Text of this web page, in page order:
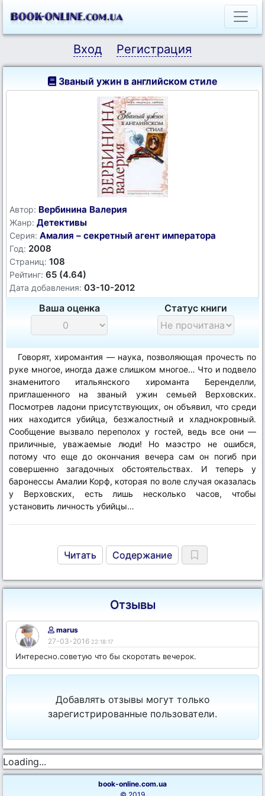
Вход Регистрация
Званый ужин в английском стиле
Автор: Вербинина Валерия
Жанр: Детективы
Серия: Амалия – секретный агент императора
Год: 2008
Страниц: 108
Рейтинг: 65 (4.64)
Дата добавления: 03-10-2012
Ваша оценка Статус книги
Говорят, хиромантия — наука, позволяющая прочесть по
руке многое, иногда даже слишком многое… Что и подвело
знаменитого итальянского хироманта Беренделли,
приглашенного на званый ужин семьей Верховских.
Посмотрев ладони присутствующих, он объявил, что среди
них находится убийца, безжалостный и хладнокровный.
Сообщение вызвало переполох у гостей, ведь все они —
приличные, уважаемые люди! Но маэстро не ошибся,
потому что еще до окончания вечера сам он погиб при
совершенно загадочных обстоятельствах. И теперь у
баронессы Амалии Корф, которая по воле случая оказалась
у Верховских, есть лишь несколько часов, чтобы
установить личность убийцы…
Читать Содержание
Отзывы
marus
27-03-2016 22:18:17
Интересно.советую что бы скоротать вечерок.
Добавлять отзывы могут только
зарегистрированные пользователи.
Loading...
book-online.com.ua